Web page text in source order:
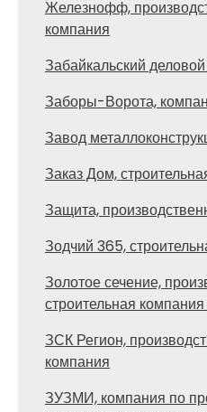
Железнофф,
компания
Забайкальский
Заборы-Ворота,
Завод
Заказ Дом,
Защита,
Зодчий 365,
Золотое сечение,
строительная
ЗСК Регион,
компания
ЗУЗМИ, компания по